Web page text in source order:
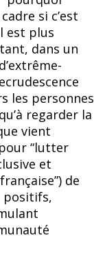
si c’est
est plus
dans un
les personnes
regarder la
vient
“lutter
et
de
positifs,